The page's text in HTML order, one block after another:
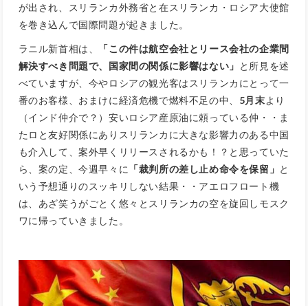
が出され、スリランカ外務省と在スリランカ・ロシア大使館
を巻き込んで国際問題が起きました。
ラニル新首相は、
「この件は航空会社とリース会社の企業間
解決すべき問題で、国家間の関係に影響はない」 と所見を述
べていますが、今やロシアの観光客はスリランカにとって一
番のお客様、おまけに経済危機で燃料不足の中、 5月末より
（インド仲介で？）安いロシア産原油に頼っている仲・・ま
たロと友好関係にありスリランカに大きな影響力のある中国
も介入して、案外早くリリースされるかも！？と思っていた
ら、案の定、今週早々に 「裁判所の差し止め命令を保留」 と
いう予想通りのスッキリしない結果・・アエロフロート機
は、あざ笑うがごとく悠々とスリランカの空を旋回しモスク
ワに帰っていきました。